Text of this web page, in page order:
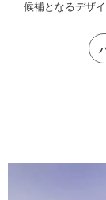
候補となるデザ